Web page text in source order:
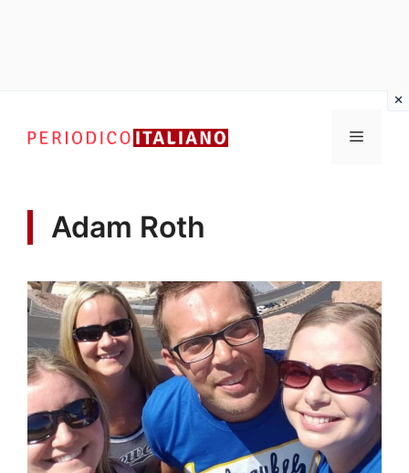
contenuto
Menu
Adam Roth